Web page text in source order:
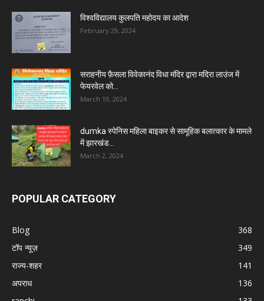
विश्वविद्यालय कुलपति महोदय का आदेश
February 29, 2024
सराहनीय फ़ैसला विवेकानंद विधा मंदिर द्वारा मदिरा लाउंज में
फेयरवेल को...
March 19, 2024
dumka स्पेनिस महिला बाइकर से सामूहिक बलात्कार के मामले
में झारखंड...
March 2, 2024
POPULAR CATEGORY
Blog
368
टॉप न्यूज़
349
राज्य-शहर
141
अपराध
136